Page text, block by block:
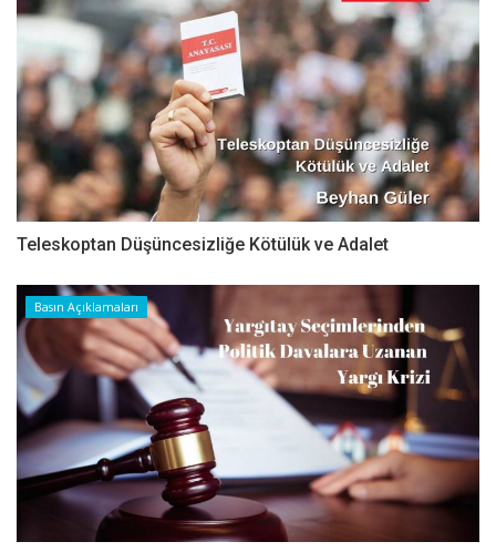
Teleskoptan Düşüncesizliğe Kötülük ve Adalet
Basın Açıklamaları